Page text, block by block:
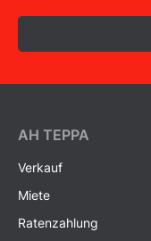
AH ТEPPA
Verkauf
Miete
Ratenzahlung